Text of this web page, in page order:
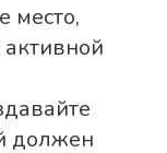
место,
должен